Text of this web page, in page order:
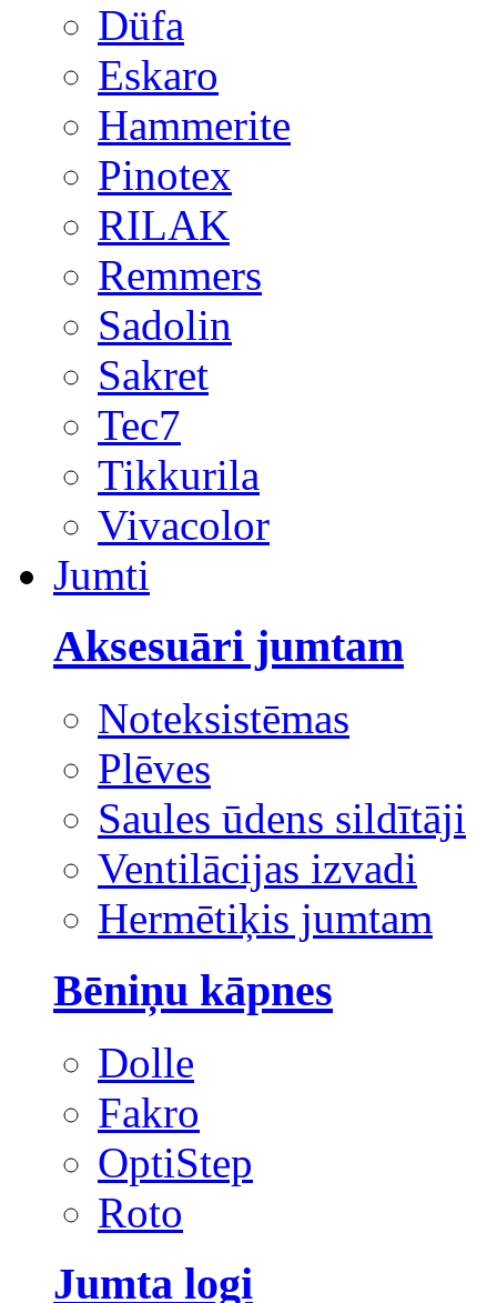
Düfa
Eskaro
Hammerite
Pinotex
RILAK
Remmers
Sadolin
Sakret
Tec7
Tikkurila
Vivacolor
Jumti
Aksesuāri jumtam
Noteksistēmas
Plēves
Saules ūdens sildītāji
Ventilācijas izvadi
Hermētiķis jumtam
Bēniņu kāpnes
Dolle
Fakro
OptiStep
Roto
Jumta logi